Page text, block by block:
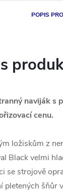
POPIS
naviják
cenu.
ložiskům z
Black velmi
se strojově
pletených šňůr